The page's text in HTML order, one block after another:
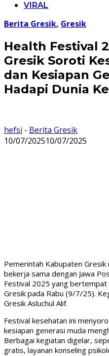
VIRAL
Berita Gresik, Gresik
Health Festival
Gresik Soroti
dan Kesiapan
Hadapi Dunia
hefsi - Berita Gresik
10/07/202510/07/2025
Pemerintah Kabupaten Gresik
bekerja sama dengan Jawa
Festival 2025 yang
Gresik pada Rabu (9/7/25).
Gresik Asluchul Alif.
Festival kesehatan ini
kesiapan generasi muda
Berbagai kegiatan digelar,
gratis, layanan konseling